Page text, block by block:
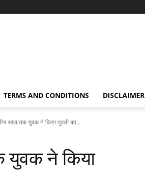
TERMS AND CONDITIONS DISCLAIMER
साल तक युवक ने किया युवती का...
युवक ने किया